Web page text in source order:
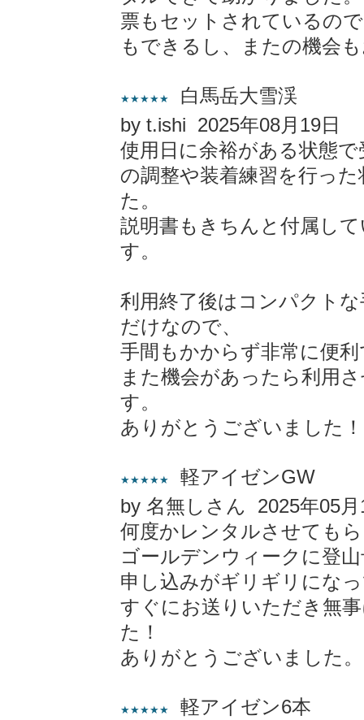
票もセットされているの
もできるし、またの機会
★★★★★
白馬岳大雪渓
by t.ishi 2025年08月19日
使用日に余裕がある状態
の調整や装着練習を行っ
た。
説明書もきちんと付属し
す。
利用終了後はコンパクト
だけなので、
手間もかからず非常に便
また機会があったら利用
す。
ありがとうございました！
★★★★★
軽アイゼンGW
by 名無しさん 2025年05月
何度かレンタルさせても
ゴールデンウィークに登
申し込みがギリギリにな
すぐにお送りいただき無
た！
ありがとうございました。
★★★★★
軽アイゼン6本